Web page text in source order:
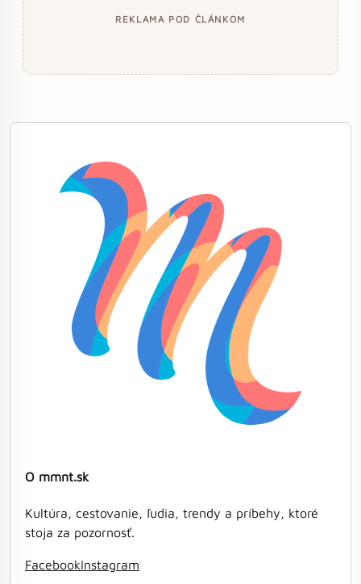
REKLAMA POD ČLÁNKOM
O mmnt.sk
Kultúra, cestovanie, ľudia, trendy a príbehy, ktoré
stoja za pozornosť.
FacebookInstagram